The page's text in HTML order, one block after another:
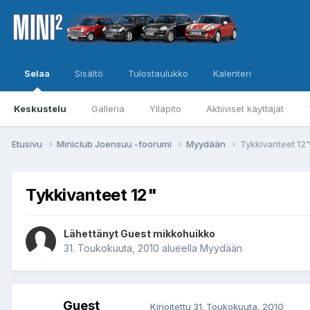
Selaa
Keskustelu Galleria Ylläpito Aktiiviset käyttäjät
Sisältö Tulostaulukko Kalenteri
Etusivu Miniclub Joensuu -foorumi Myydään Tykkivanteet 12"
Tykkivanteet 12"
Lähettänyt Guest mikkohuikko
31. Toukokuuta, 2010 alueella Myydään
Guest
Kirjoitettu 31. Toukokuuta, 2010